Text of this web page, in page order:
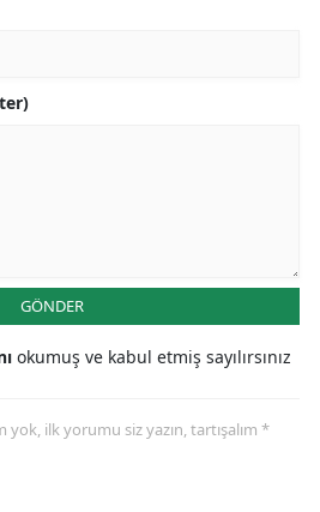
Tekirdağ
GÖNDER
okumuş ve kabul etmiş sayılırsınız
ilk yorumu siz yazın, tartışalım *